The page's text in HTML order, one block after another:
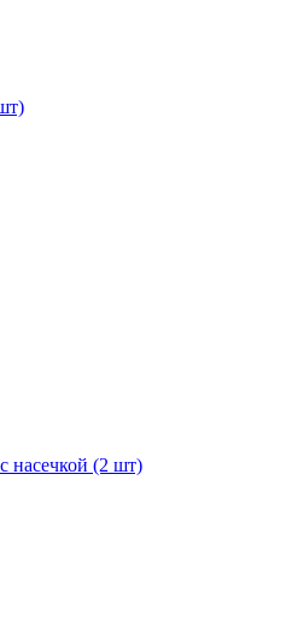
насечкой (2 шт)